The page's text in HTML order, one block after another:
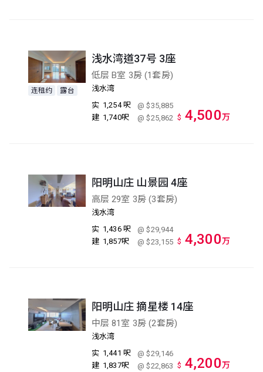
连租约 露台
浅水湾道37号 3座
低层 B室 3房 (1套房)
浅水湾
实 1,254 呎
@ $35,885
建 1,740呎 @ $25,862 $ 4,500万
阳明山庄 山景园 4座
高层 29室 3房 (3套房)
浅水湾
实 1,436 呎
@ $29,944
建 1,857呎 @ $23,155 $ 4,300万
阳明山庄 摘星楼 14座
中层 81室 3房 (2套房)
浅水湾
实 1,441 呎
@ $29,146
建 1,837呎 @ $22,863 $ 4,200万